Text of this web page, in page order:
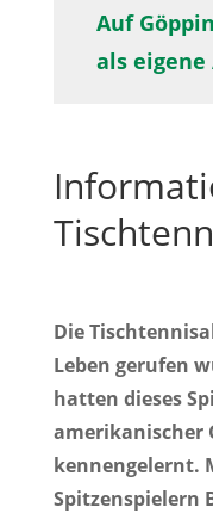
Auf
als
Die
Leben gerufen
hatten dieses
amerikanischer
kennengelernt.
Spitzenspielern